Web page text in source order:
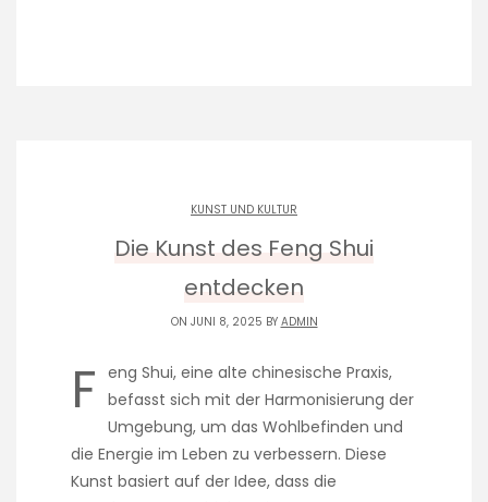
KUNST UND KULTUR
Die Kunst des Feng Shui
entdecken
ON JUNI 8, 2025 BY ADMIN
F eng Shui, eine alte chinesische Praxis,
befasst sich mit der Harmonisierung der
Umgebung, um das Wohlbefinden und
die Energie im Leben zu verbessern. Diese
Kunst basiert auf der Idee, dass die